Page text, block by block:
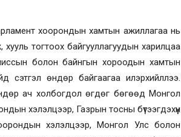
хоорондын хамтын ажиллагаа нь
тогтоох байгууллагуудын харилцаа
болон байнгын хороодын хамтын
сэтгэл өндөр байгаагаа илэрхийллээ.
ач холбогдол өгдөг бөгөөд Монгол
хэлэлцээр, Газрын тосны бүтээгдэхүүн
хэлэлцээр, Монгол Улс болон